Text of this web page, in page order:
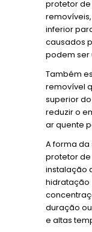
protetor de
inferior
causados
podem ser
Também
removível
superior
reduzir o
ar quente
A forma
protetor
instalação
hidratação
duração
e altas